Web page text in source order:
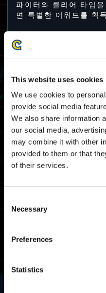
This website uses cookies
We use cookies to
provide social media
We also share information
our social media,
may combine it with other
provided to them or that
of their services.
Selection
Necessary
Preferences
Statistics
파이터와 클리어 타임
면 특별한 어워드를 획
17/11 2023 03:00
11/16 2023 19:00
필드
시공의 틈
보상
1번이라도 클리어한 플